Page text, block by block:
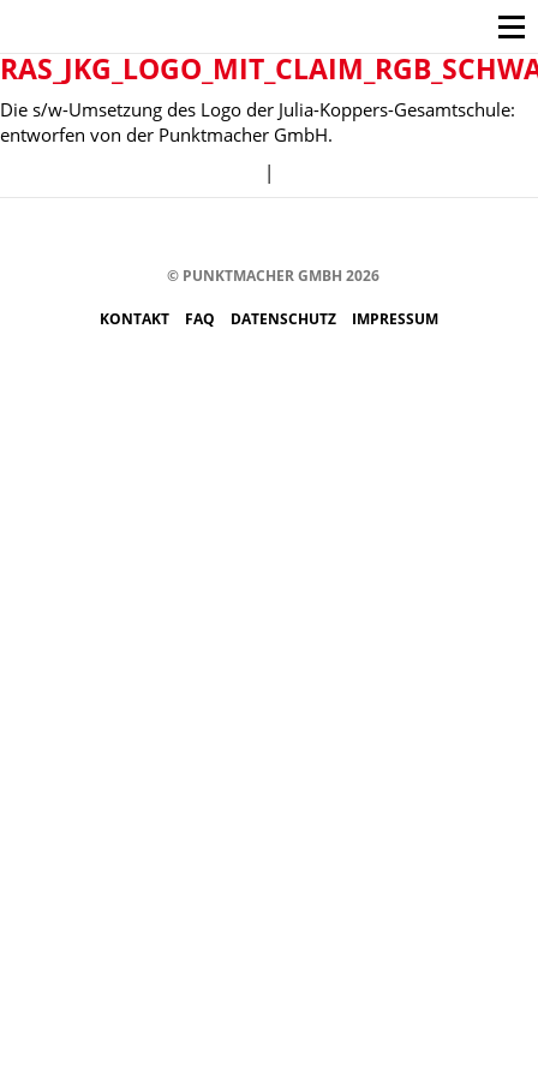
Die s/w-Umsetzung des Logo der Julia-Koppers-Gesamtschule:
entworfen von der Punktmacher GmbH.
|
© PUNKTMACHER GMBH 2026
KONTAKT FAQ DATENSCHUTZ IMPRESSUM